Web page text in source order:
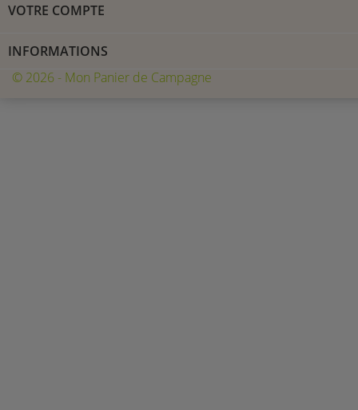
VOTRE COMPTE
INFORMATIONS
© 2026 - Mon Panier de Campagne